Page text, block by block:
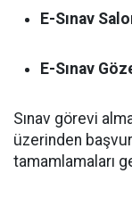
E-Sınav
E-Sınav
Sınav görevi
üzerinden
tamamlamaları